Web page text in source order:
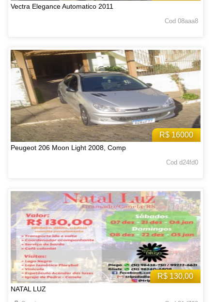
Vectra Elegance Automatico 2011
Cod 08aaa8
R$ 16000
Peugeot 206 Moon Light 2008, Comp
Cod d24fd0
R$ 130,00
NATAL LUZ